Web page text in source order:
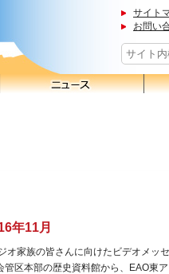
サイト
お問い
年11月
家族の皆さんに向けたビデオメッ
区本部の歴史資料館から、EAO東